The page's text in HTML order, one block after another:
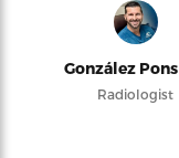
González
Radiologist